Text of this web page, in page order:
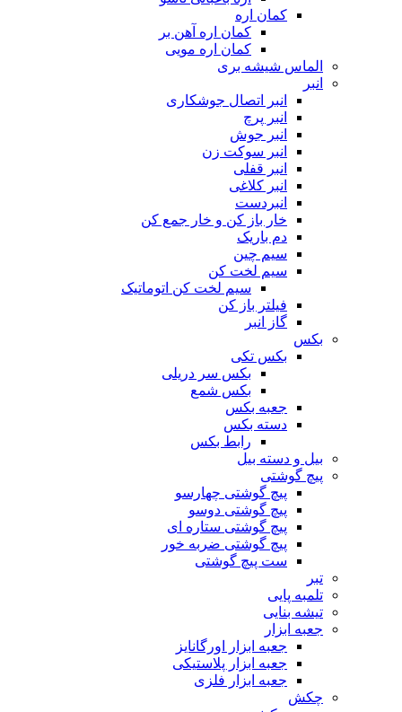
کمان اره
کمان اره آهن بر
کمان اره مویی
الماس شیشه بری
انبر
انبر اتصال جوشکاری
انبر پرچ
انبر جوش
انبر سوکت زن
انبر قفلی
انبر کلاغی
انبردست
خار باز کن و خار جمع کن
دم باریک
سیم چین
سیم لخت کن
سیم لخت کن اتوماتیک
فیلتر باز کن
گاز انبر
بکس
بکس تکی
بکس سر دریلی
بکس شمع
جعبه بکس
دسته بکس
رابط بکس
بیل و دسته بیل
پیچ گوشتی
پیچ گوشتی چهارسو
پیچ گوشتی دوسو
پیچ گوشتی ستاره‌ ای
پیچ گوشتی ضربه خور
ست پیچ گوشتی
تبر
تلمبه پایی
تیشه بنایی
جعبه ابزار
جعبه ابزار اورگانایز
جعبه ابزار پلاستیکی
جعبه ابزار فلزی
چکش